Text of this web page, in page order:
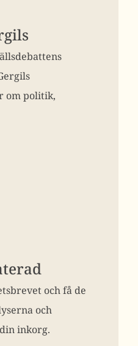
om politik,
och få de
och
inkorg.